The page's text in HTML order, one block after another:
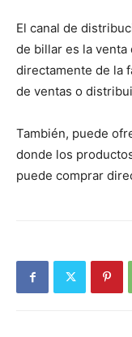
El canal de
de billar es la
directamente de la
de ventas o
También, puede
donde los
puede comprar